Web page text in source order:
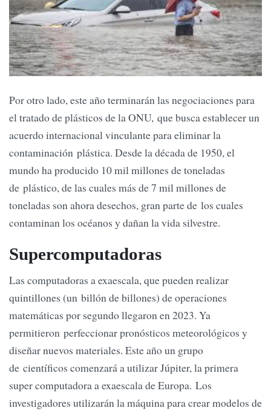
Por otro lado, este año terminarán las negociaciones para
el tratado de plásticos de la ONU, que busca establecer un
acuerdo internacional vinculante para eliminar la
contaminación plástica. Desde la década de 1950, el
mundo ha producido 10 mil millones de toneladas
de plástico, de las cuales más de 7 mil millones de
toneladas son ahora desechos, gran parte de los cuales
contaminan los océanos y dañan la vida silvestre.
​Supercomputadoras
Las computadoras a exaescala, que pueden realizar
quintillones (un billón de billones) de operaciones
matemáticas por segundo llegaron en 2023. Ya
permitieron perfeccionar pronósticos meteorológicos y
diseñar nuevos materiales. Este año un grupo
de científicos comenzará a utilizar Júpiter, la primera
super computadora a exaescala de Europa. Los
investigadores utilizarán la máquina para crear modelos de